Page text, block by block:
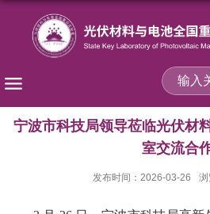
宁波市科技局领导莅临光伏材
室交流合
发布时间：2026-03-26 浏